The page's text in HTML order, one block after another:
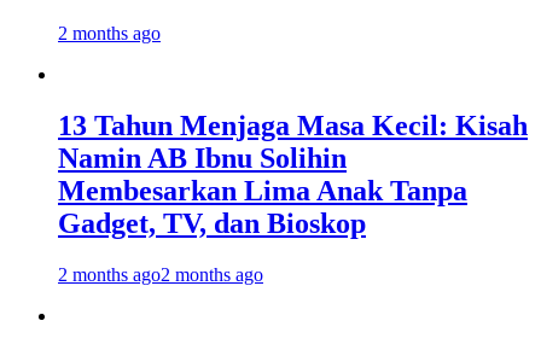
2 months ago
13 Tahun Menjaga Masa Kecil: Kisah
Namin AB Ibnu Solihin
Membesarkan Lima Anak Tanpa
Gadget, TV, dan Bioskop
2 months ago2 months ago